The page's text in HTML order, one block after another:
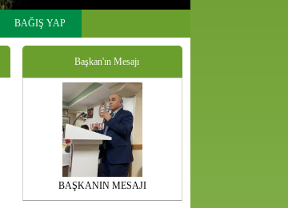
BAĞIŞ YAP
Başkan'ın Mesajı
BAŞKANIN MESAJI